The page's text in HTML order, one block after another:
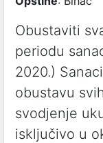
Obustaviti
periodu
2020.)
obustavu
svodjenje
isključivo u